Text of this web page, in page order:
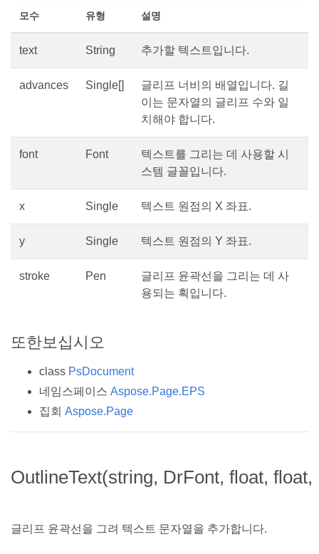
모수 유형 설명
text String 추가할 텍스트입니다.
advances Single[]
글리프 너비의 배열입니다. 길
이는 문자열의 글리프 수와 일
치해야 합니다.
font Font
텍스트를 그리는 데 사용할 시
스템 글꼴입니다.
x Single 텍스트 원점의 X 좌표.
y Single 텍스트 원점의 Y 좌표.
stroke Pen
글리프 윤곽선을 그리는 데 사
용되는 획입니다.
또한보십시오
class PsDocument
네임스페이스 Aspose.Page.EPS
집회 Aspose.Page
OutlineText(string, DrFont, float, float,
글리프 윤곽선을 그려 텍스트 문자열을 추가합니다.